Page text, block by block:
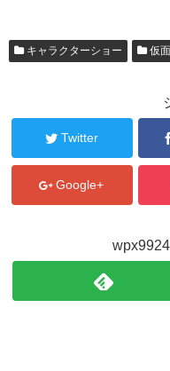
キャラクターショー 仮
Twitter
Google+